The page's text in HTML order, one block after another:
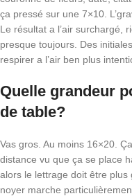
ça pressé sur une 7×10.
Le résultat a l’air surchargé,
presque toujours. Des
respirer a l’air ben plus
Quelle grandeur
de table?
Vas gros. Au moins 16×20.
distance vu que ça se place
alors le lettrage doit être plus
noyer marche